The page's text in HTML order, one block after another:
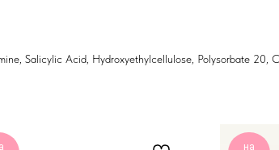
Salicylic Acid, Hydroxyethylcellulose, Polysorbate 20,
на